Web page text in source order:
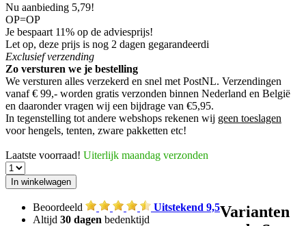
Nu aanbieding 5,79!
OP=OP
Je bespaart 11% op de adviesprijs!
Let op, deze prijs is nog 2 dagen gegarandeerdi
Exclusiefverzending
Zo versturen we je bestelling
We versturen alles verzekerd en snel met PostNL. Verzendingen
vanaf € 99,- worden gratis verzonden binnen Nederland en België
en daaronder vragen wij een bijdrage van €5,95.
In tegenstelling tot andere webshops rekenen wij geen toeslagen
voor hengels, tenten, zware pakketten etc!
Laatste voorraad! Uiterlijk maandag verzonden
Beoordeeld
Uitstekend 9,5
Altijd 30 dagen bedenktijd
Varianten